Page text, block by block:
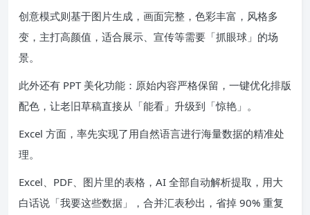
创意模式则基于图片生成，画面完整，色彩丰富，风格多
变，主打高颜值，适合展示、宣传等需要「抓眼球」的场
景。
此外还有 PPT 美化功能：原始内容严格保留，一键优化排版
配色，让老旧草稿直接从「能看」升级到「惊艳」。
Excel 方面，率先实现了用自然语言进行海量数据的精准处
理。
Excel、PDF、图片里的表格，AI 全部自动解析提取，用大
白话说「我要这些数据」，合并汇表秒出，省掉 90% 重复